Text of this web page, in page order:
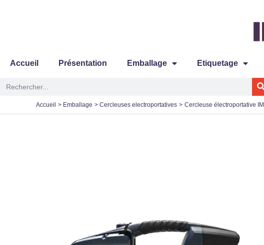
Accueil Présentation Emballage Etiquetage
Rechercher
Accueil Emballage Cercleuses electroportatives Cercleuse électroportative